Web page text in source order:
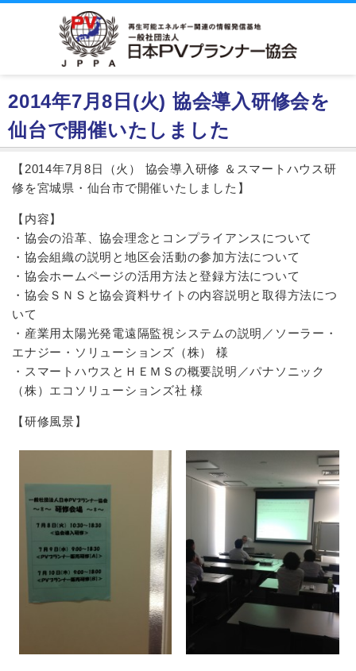
2014年7月8日(火) 協会導入研修会を
仙台で開催いたしました
【2014年7月8日（火） 協会導入研修 ＆スマートハウス研
修を宮城県・仙台市で開催いたしました】
【内容】
・協会の沿革、協会理念とコンプライアンスについて
・協会組織の説明と地区会活動の参加方法について
・協会ホームページの活用方法と登録方法について
・協会ＳＮＳと協会資料サイトの内容説明と取得方法につ
いて
・産業用太陽光発電遠隔監視システムの説明／ソーラー・
エナジー・ソリューションズ（株） 様
・スマートハウスとＨＥＭＳの概要説明／パナソニック
（株）エコソリューションズ社 様
【研修風景】